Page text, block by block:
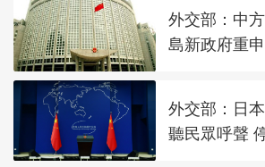
外交部：中
島新政府重
外交部：日
聽民眾呼聲